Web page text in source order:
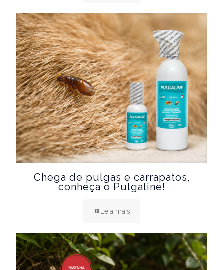
Chega de pulgas e carrapatos,
conheça o Pulgaline!
Leia mais